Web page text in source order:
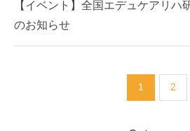
【イベント】全国エデュケアリハ
のお知らせ
1 2